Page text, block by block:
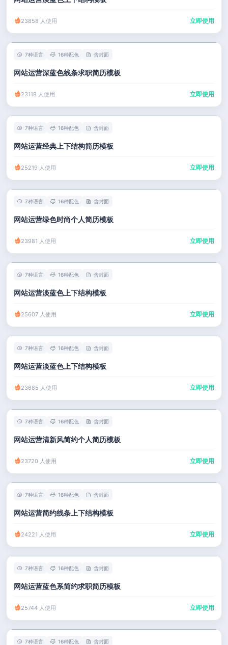
23858 人使用 立即使用
7种语言 16种配色 含封面
网站运营深蓝色线条求职简历模板
23118 人使用 立即使用
7种语言 16种配色 含封面
网站运营经典上下结构简历模板
25219 人使用 立即使用
7种语言 16种配色 含封面
网站运营绿色时尚个人简历模板
23981 人使用 立即使用
7种语言 16种配色 含封面
网站运营淡蓝色上下结构模板
25607 人使用 立即使用
7种语言 16种配色 含封面
网站运营淡蓝色上下结构模板
23685 人使用 立即使用
7种语言 16种配色 含封面
网站运营清新风简约个人简历模板
23720 人使用 立即使用
7种语言 16种配色 含封面
网站运营简约线条上下结构模板
24221 人使用 立即使用
7种语言 16种配色 含封面
网站运营蓝色系简约求职简历模板
25744 人使用 立即使用
7种语言 16种配色 含封面